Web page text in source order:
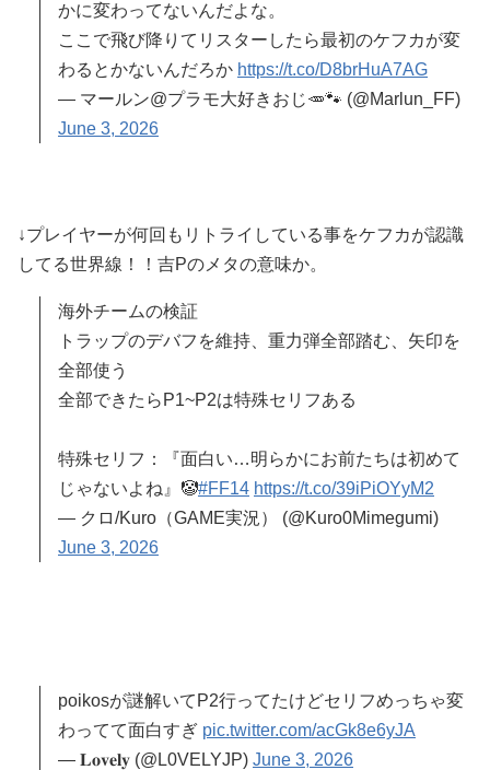
かに変わってないんだよな。
ここで飛び降りてリスターしたら最初のケフカが変
わるとかないんだろか https://t.co/D8brHuA7AG
— マールン@プラモ大好きおじ🥕🐾 (@Marlun_FF)
June 3, 2026
↓プレイヤーが何回もリトライしている事をケフカが認識
してる世界線！！吉Pのメタの意味か。
海外チームの検証
トラップのデバフを維持、重力弾全部踏む、矢印を
全部使う
全部できたらP1~P2は特殊セリフある
特殊セリフ：『面白い…明らかにお前たちは初めて
じゃないよね』🤡#FF14 https://t.co/39iPiOYyM2
— クロ/Kuro（GAME実況） (@Kuro0Mimegumi)
June 3, 2026
poikosが謎解いてP2行ってたけどセリフめっちゃ変
わってて面白すぎ pic.twitter.com/acGk8e6yJA
— 𝐋𝐨𝐯𝐞𝐥𝐲 (@L0VELYJP) June 3, 2026